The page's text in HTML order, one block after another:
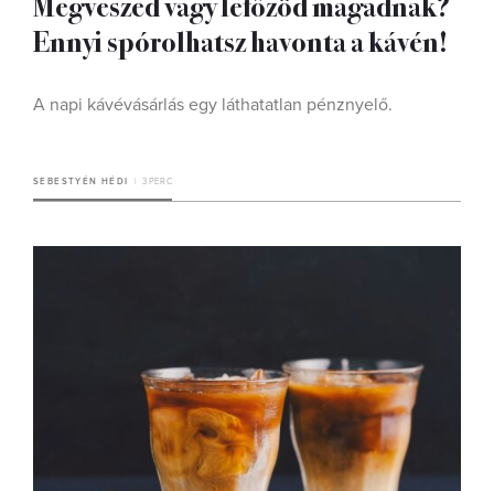
Ennyi spórolhatsz havonta a kávén!
A napi kávévásárlás egy láthatatlan pénznyelő.
SEBESTYÉN HÉDI 3 PERC